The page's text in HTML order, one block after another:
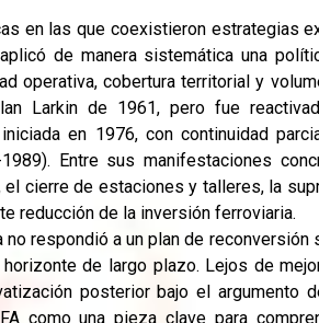
en las que coexistieron estrategias
de manera sistemática una
operativa, cobertura territorial y
Larkin de 1961, pero fue
en 1976, con continuidad
Entre sus manifestaciones
el cierre de estaciones y talleres, la
reducción de la inversión ferroviaria.
respondió a un plan de reconversión
de largo plazo. Lejos de
posterior bajo el argumento
como una pieza clave para